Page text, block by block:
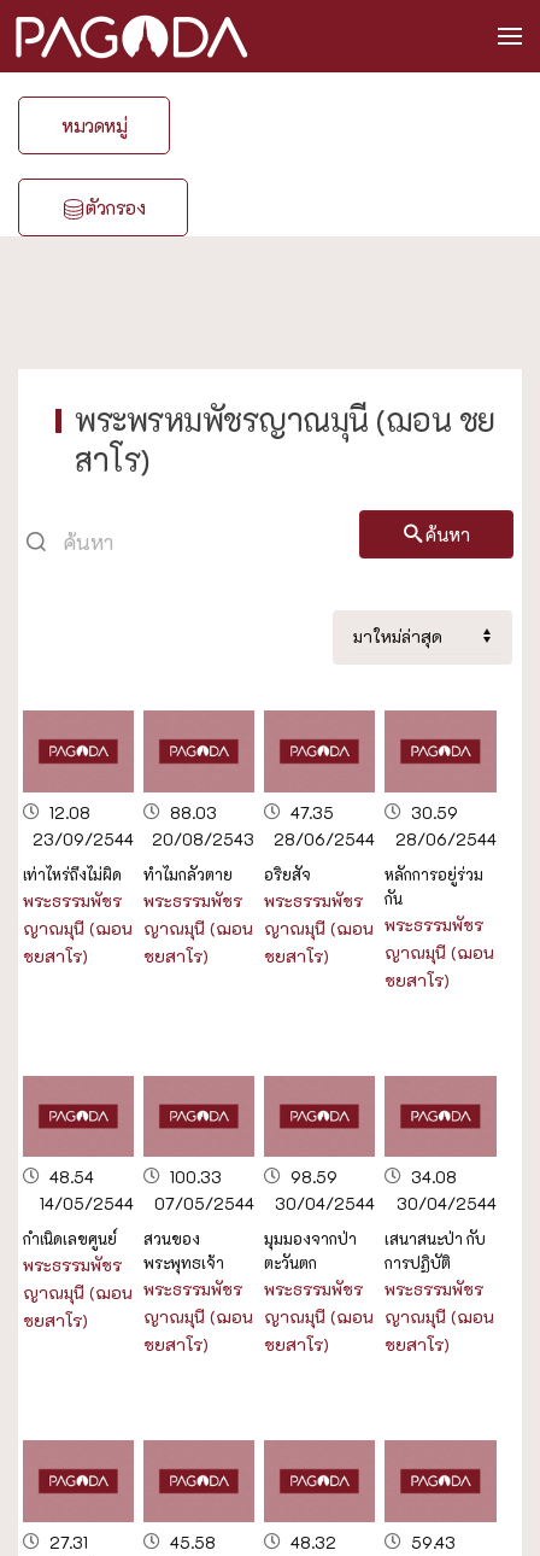
หมวดหมู่
ตัวกรอง
พระพรหมพัชรญาณมุนี (ฌอน ชย
สาโร)
ค้นหา
12.08
23/09/2544
เท่าไหร่ถึงไม่ผิด
พระธรรมพัชร
ญาณมุนี (ฌอน
ชยสาโร)
88.03
20/08/2543
ทำไมกลัวตาย
พระธรรมพัชร
ญาณมุนี (ฌอน
ชยสาโร)
47.35
28/06/2544
อริยสัจ
พระธรรมพัชร
ญาณมุนี (ฌอน
ชยสาโร)
30.59
28/06/2544
หลักการอยู่ร่วม
กัน
พระธรรมพัชร
ญาณมุนี (ฌอน
ชยสาโร)
48.54
14/05/2544
กำเนิดเลขศูนย์
พระธรรมพัชร
ญาณมุนี (ฌอน
ชยสาโร)
100.33
07/05/2544
สวนของ
พระพุทธเจ้า
พระธรรมพัชร
ญาณมุนี (ฌอน
ชยสาโร)
98.59
30/04/2544
มุมมองจากป่า
ตะวันตก
พระธรรมพัชร
ญาณมุนี (ฌอน
ชยสาโร)
34.08
30/04/2544
เสนาสนะป่า กับ
การปฏิบัติ
พระธรรมพัชร
ญาณมุนี (ฌอน
ชยสาโร)
27.31
45.58
48.32
59.43